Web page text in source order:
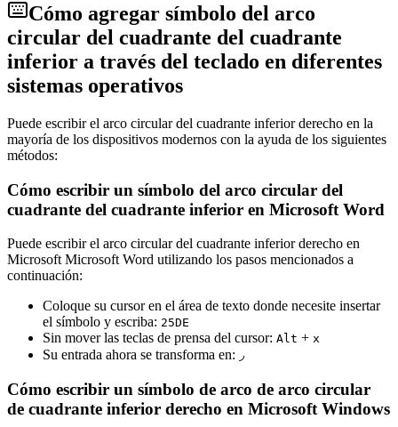
Cómo agregar símbolo del arco
circular del cuadrante del cuadrante
inferior a través del teclado en diferentes
sistemas operativos
Puede escribir el arco circular del cuadrante inferior derecho en la
mayoría de los dispositivos modernos con la ayuda de los siguientes
métodos:
Cómo escribir un símbolo del arco circular del
cuadrante del cuadrante inferior en Microsoft Word
Puede escribir el arco circular del cuadrante inferior derecho en
Microsoft Microsoft Word utilizando los pasos mencionados a
continuación:
Coloque su cursor en el área de texto donde necesite insertar
el símbolo y escriba: 25DE
Sin mover las teclas de prensa del cursor: Alt + x
Su entrada ahora se transforma en: ◞
Cómo escribir un símbolo de arco de arco circular
de cuadrante inferior derecho en Microsoft Windows